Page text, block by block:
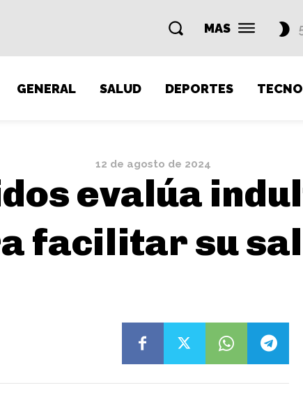
MAS
GENERAL SALUD DEPORTES
12 de agosto de 2024
evalúa
facilitar su